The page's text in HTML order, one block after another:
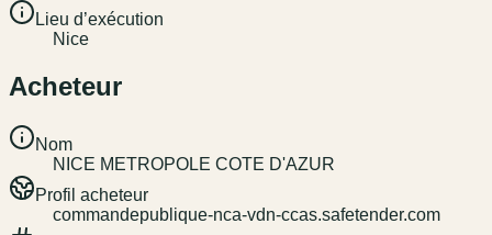
Lieu d’exécution
Nice
Acheteur
Nom
NICE METROPOLE COTE D'AZUR
Profil acheteur
commandepublique-nca-vdn-ccas.safetender.com